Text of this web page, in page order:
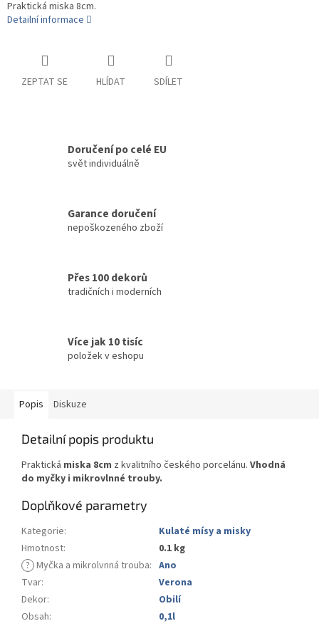
Praktická miska 8cm.
Detailní informace
ZEPTAT SE HLÍDAT SDÍLET
Doručení po celé EU
svět individuálně
Garance doručení
nepoškozeného zboží
Přes 100 dekorů
tradičních i moderních
Více jak 10 tisíc
položek v eshopu
Popis Diskuze
Detailní popis produktu
Praktická miska 8cm z kvalitního českého porcelánu. Vhodná
do myčky i mikrovlnné trouby.
Doplňkové parametry
Kategorie:
Kulaté mísy a misky
Hmotnost:
0.1 kg
? Myčka a mikrolvnná trouba: Ano
Tvar:
Verona
Dekor:
Obilí
Obsah:
0,1l